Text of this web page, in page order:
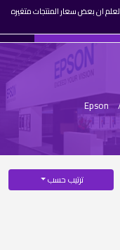
ان بعض سعار المنتجات متغيره
0
Epson
ترتيب حسب